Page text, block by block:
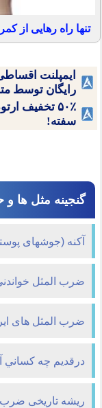
تنها راه رهایی از
ایمپلنت
رایگان توسط
۵۰٪ تخفیف
سفته!
گنجینه مثل ها و
آکنه (جوشهای
ضرب المثل
ضرب المثل های
درقديم چه کساني
ریشه تاریخی